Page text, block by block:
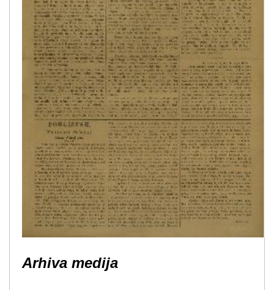
Arhiva medija